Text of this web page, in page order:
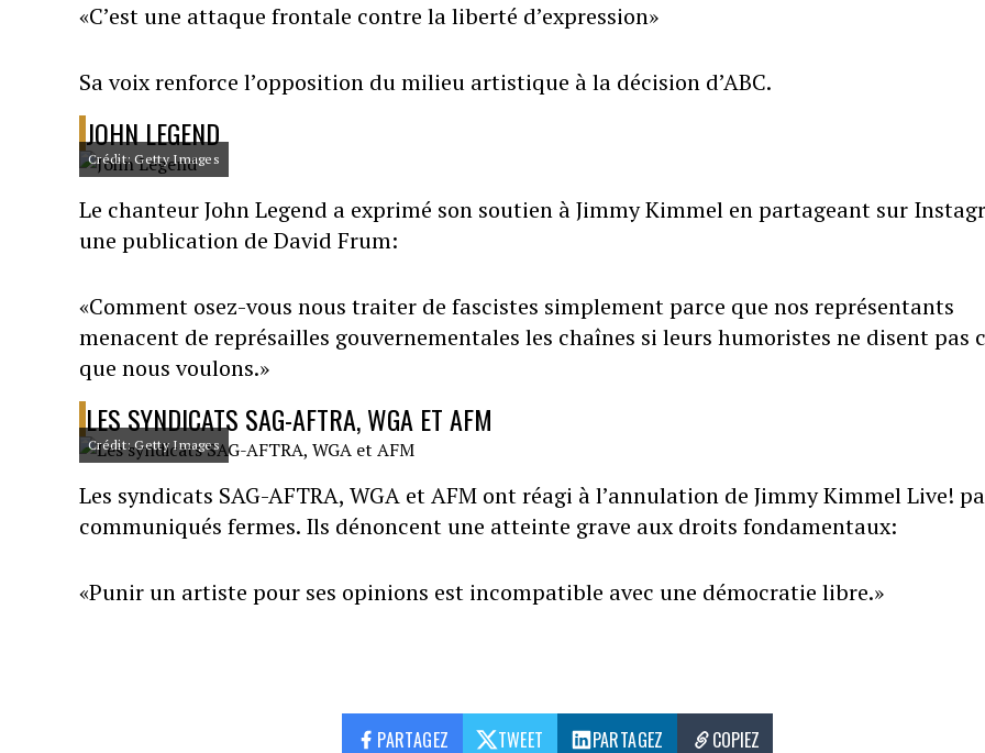
«C’est une attaque frontale contre la liberté d’expression»
Sa voix renforce l’opposition du milieu artistique à la décision d’ABC.
JOHN LEGEND
Crédit: Getty Images
Le chanteur John Legend a exprimé son soutien à Jimmy Kimmel en partageant sur
une publication de David Frum:
«Comment osez-vous nous traiter de fascistes simplement parce que nos représentants
menacent de représailles gouvernementales les chaînes si leurs humoristes ne disent pas
que nous voulons.»
LES SYNDICATS SAG-AFTRA, WGA ET AFM
Crédit: Getty Images
Les syndicats SAG-AFTRA, WGA et AFM ont réagi à l’annulation de Jimmy Kimmel Live!
communiqués fermes. Ils dénoncent une atteinte grave aux droits fondamentaux:
«Punir un artiste pour ses opinions est incompatible avec une démocratie libre.»
PARTAGEZ TWEET PARTAGEZ COPIEZ